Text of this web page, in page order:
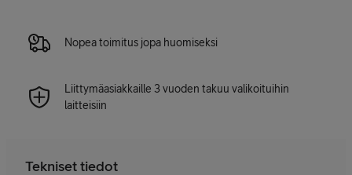
Nopea toimitus jopa huomiseksi
Liittymäasiakkaille 3 vuoden takuu valikoituihin
laitteisiin
Tekniset tiedot